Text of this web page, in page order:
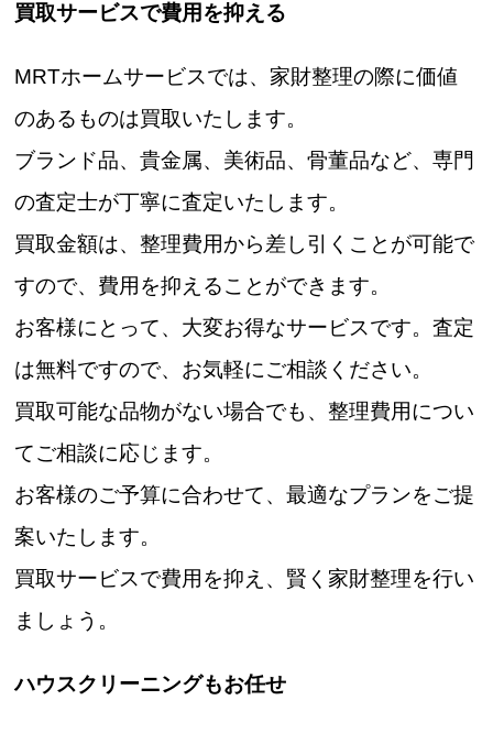
買取サービスで費用を抑える
MRTホームサービスでは、家財整理の際に価値
のあるものは買取いたします。
ブランド品、貴金属、美術品、骨董品など、専門
の査定士が丁寧に査定いたします。
買取金額は、整理費用から差し引くことが可能で
すので、費用を抑えることができます。
お客様にとって、大変お得なサービスです。査定
は無料ですので、お気軽にご相談ください。
買取可能な品物がない場合でも、整理費用につい
てご相談に応じます。
お客様のご予算に合わせて、最適なプランをご提
案いたします。
買取サービスで費用を抑え、賢く家財整理を行い
ましょう。
ハウスクリーニングもお任せ